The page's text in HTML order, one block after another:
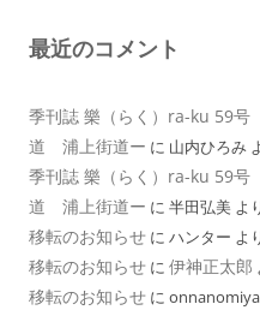
最近のコメント
季刊誌 樂（らく）ra-ku 59
道 浦上街道ー に 山内ひろみ
季刊誌 樂（らく）ra-ku 59
道 浦上街道ー に 半田弘美 よ
移転のお知らせ に ハンター よ
移転のお知らせ に 伊神正太郎
移転のお知らせ に